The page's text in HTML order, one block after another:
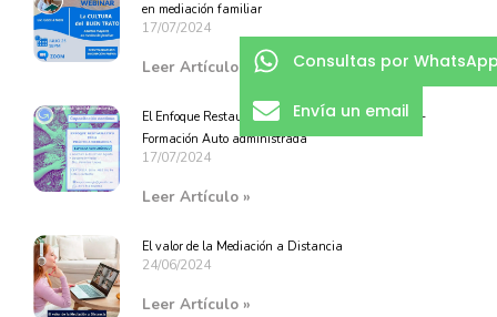
en mediación familiar
17/07/2024
Leer Artículo »
El Enfoque Restaurativo en la práctica mediadora –
Formación Auto administrada
17/07/2024
Leer Artículo »
El valor de la Mediación a Distancia
24/06/2024
Leer Artículo »
Consultas por
Envía un email